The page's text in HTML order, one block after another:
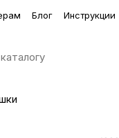
Блог Инструкции